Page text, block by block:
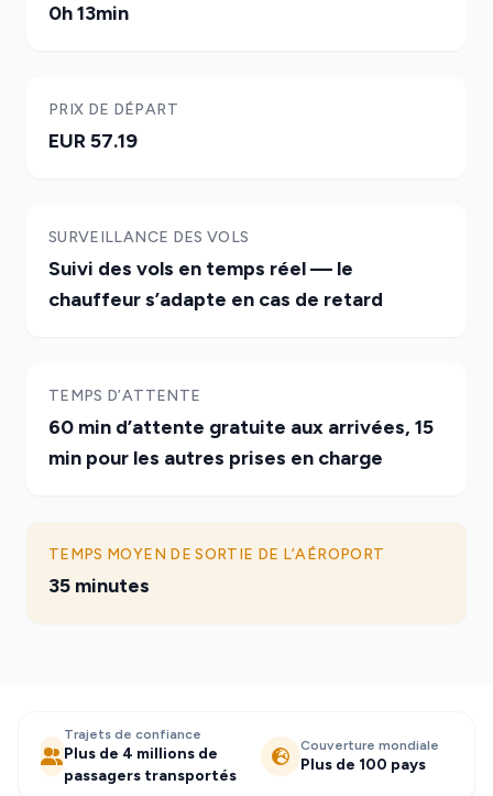
0h 13min
PRIX DE DÉPART
EUR 57.19
SURVEILLANCE DES VOLS
Suivi des vols en temps réel — le
chauffeur s’adapte en cas de retard
TEMPS D’ATTENTE
60 min d’attente gratuite aux arrivées, 15
min pour les autres prises en charge
TEMPS MOYEN DE SORTIE DE L’AÉROPORT
35 minutes
Trajets de confiance
Plus de 4 millions de
passagers transportés
Couverture mondiale
Plus de 100 pays